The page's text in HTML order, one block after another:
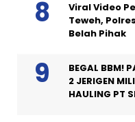
Viral Video
Teweh,
Belah Pihak
BEGAL BBM!
2 JERIGEN
HAULING PT